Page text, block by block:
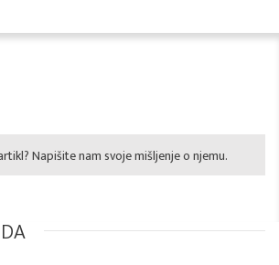
Napišite nam svoje mišljenje o njemu.